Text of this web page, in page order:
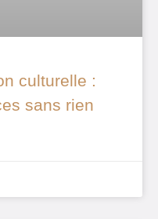
culturelle :
sans rien